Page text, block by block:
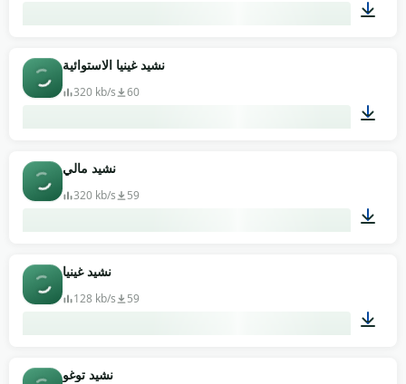
نشيد غينيا الاستوائية
320 kb/s 60
نشيد مالي
320 kb/s 59
نشيد غينيا
128 kb/s 59
نشيد توغو